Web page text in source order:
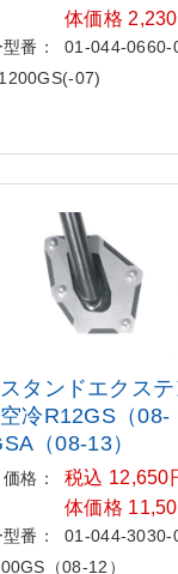
体価格
番：
01-044-0660-
07)
タンドエクス
空冷R12GS（08-
（08-13）
価格：
税込 12,650
体価格
番：
01-044-3030-
（08-12）